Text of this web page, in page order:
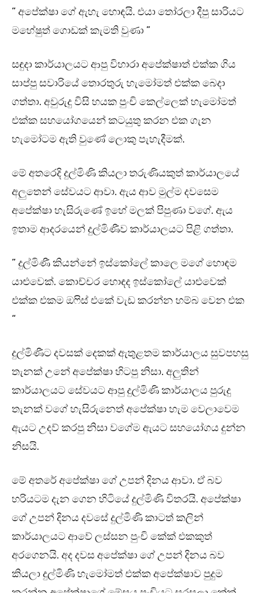
” අපේක්ෂා ගේ ඇහැ හොඳයි. එයා තෝරලා දීපු සාරියට
මහේෂුත් ගොඩක් කැමති වුණා ”
සඳුදා කාර්යාලයට ආපු විහාරා අපේක්ෂාත් එක්ක ගිය
සාප්පු සවාරියේ තොරතුරු හැමෝමත් එක්ක බෙදා
ගත්තා. අවුරුදු විසි හයක පුංචි කෙල්ලෙක් හැමෝමත්
එක්ක සහයෝගයෙන් කටයුතු කරන එක ගැන
හැමෝටම ඇති වුණේ ලොකු පැහැදීමක්.
මේ අතරෙදි දුල්මිණි කියලා තරුණියකුත් කාර්යාලයේ
අලුතෙන් සේවයට ආවා. ඇය ආව මුල්ම දවසෙම
අපේක්ෂා හැසිරුණේ ඉහේ මලක් පිපුණා වගේ. ඇය
ඉතාම ආදරයෙන් දුල්මිණීව කාර්යාලයට පිළි ගත්තා.
” දුල්මිණී කියන්නේ ඉස්කෝලේ කාලෙ මගේ හොඳම
යාළුවෙක්. කොච්චර හොඳද ඉස්කෝලේ යාළුවෙක්
එක්ක එකම ඔෆිස් එකේ වැඩ කරන්න හම්බ වෙන එක
“
දුල්මිණීට දවසක් දෙකක් ඇතුළතම කාර්යාලය සුවපහසු
තැනක් උනේ අපේක්ෂා හිටපු නිසා. අලුතින්
කාර්යාලයට සේවයට ආපු දුල්මිණි කාර්යාලය පුරුදු
තැනක් වගේ හැසිරුනෙත් අපේක්ෂා හැම වෙලාවෙම
ඇයට උදව් කරපු නිසා වගේම ඇයට සහයෝගය දුන්න
නිසයි.
මේ අතරේ අපේක්ෂා ගේ උපන් දිනය ආවා. ඒ බව
හරියටම දැන ගෙන හිටියේ දුල්මිණි විතරයි. අපේක්ෂා
ගේ උපන් දිනය දවසේ දුල්මිණි කාටත් කලින්
කාර්යාලයට ආවේ ලස්සන පුංචි කේක් එකකුත්
අරගෙනයි. අද දවස අපේක්ෂා ගේ උපන් දිනය බව
කියලා දුල්මිණි හැමෝමත් එක්ක අපේක්ෂාව පුදුම